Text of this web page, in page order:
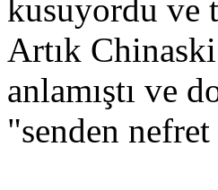
kusuyordu ve
Artık
anlamıştı ve
"senden